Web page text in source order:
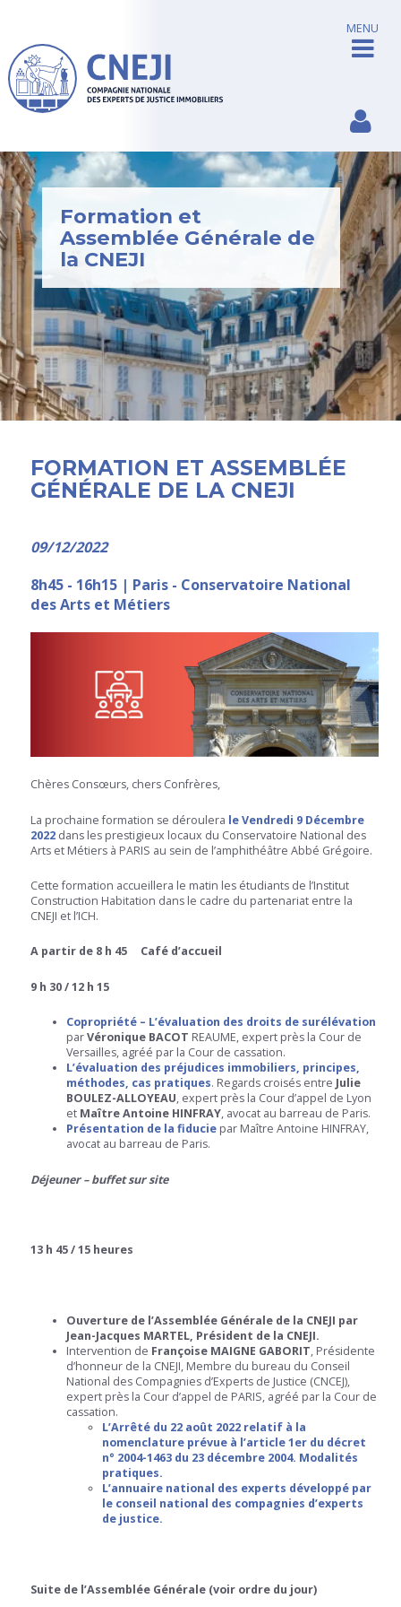
MENU
Formation et
Assemblée Générale de
la CNEJI
FORMATION ET ASSEMBLÉE
GÉNÉRALE DE LA CNEJI
09/12/2022
8h45 - 16h15 | Paris - Conservatoire National
des Arts et Métiers
Chères Consœurs, chers Confrères,
La prochaine formation se déroulera le Vendredi 9 Décembre
2022 dans les prestigieux locaux du Conservatoire National des
Arts et Métiers à PARIS au sein de l’amphithéâtre Abbé Grégoire.
Cette formation accueillera le matin les étudiants de l’Institut
Construction Habitation dans le cadre du partenariat entre la
CNEJI et l’ICH.
A partir de 8 h 45 Café d’accueil
9 h 30 / 12 h 15
Copropriété – L’évaluation des droits de surélévation
parVéronique BACOT REAUME, expert près la Cour de
Versailles, agréé par la Cour de cassation.
L’évaluation des préjudices immobiliers, principes,
méthodes, cas pratiques. Regards croisés entre Julie
BOULEZ-ALLOYEAU, expert près la Cour d’appel de Lyon
et Maître Antoine HINFRAY, avocat au barreau de Paris.
Présentation de la fiducie par Maître Antoine HINFRAY,
avocat au barreau de Paris.
Déjeuner – buffet sur site
13 h 45 / 15 heures
Ouverture de l’Assemblée Générale de la CNEJI par
Jean-Jacques MARTEL, Président de la CNEJI.
Intervention de Françoise MAIGNE GABORIT, Présidente
d’honneur de la CNEJI, Membre du bureau du Conseil
National des Compagnies d’Experts de Justice (CNCEJ),
expert près la Cour d’appel de PARIS, agréé par la Cour de
cassation.
L’Arrêté du 22 août 2022 relatif à la
nomenclature prévue à l’article 1er du décret
n° 2004-1463 du 23 décembre 2004. Modalités
pratiques.
L’annuaire national des experts développé par
le conseil national des compagnies d’experts
de justice.
Suite de l’Assemblée Générale (voir ordre du jour)